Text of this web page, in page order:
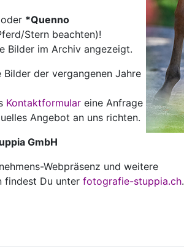
oder *Quenno
Stern beachten)!
Bilder im Archiv angezeigt.
Bilder der vergangenen Jahre
Kontaktformular eine Anfrage
Angebot an uns richten.
GmbH
Webpräsenz und weitere
findest Du unter fotografie-stuppia.ch.